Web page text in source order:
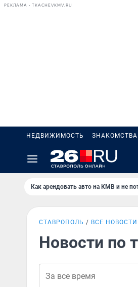
РЕКЛАМА • TKACHEVKMV.RU
НЕДВИЖИМОСТЬ ЗНАКОМСТВА
Как арендовать авто на КМВ и не
СТАВРОПОЛЬ ВСЕ НОВОСТИ
Новости по